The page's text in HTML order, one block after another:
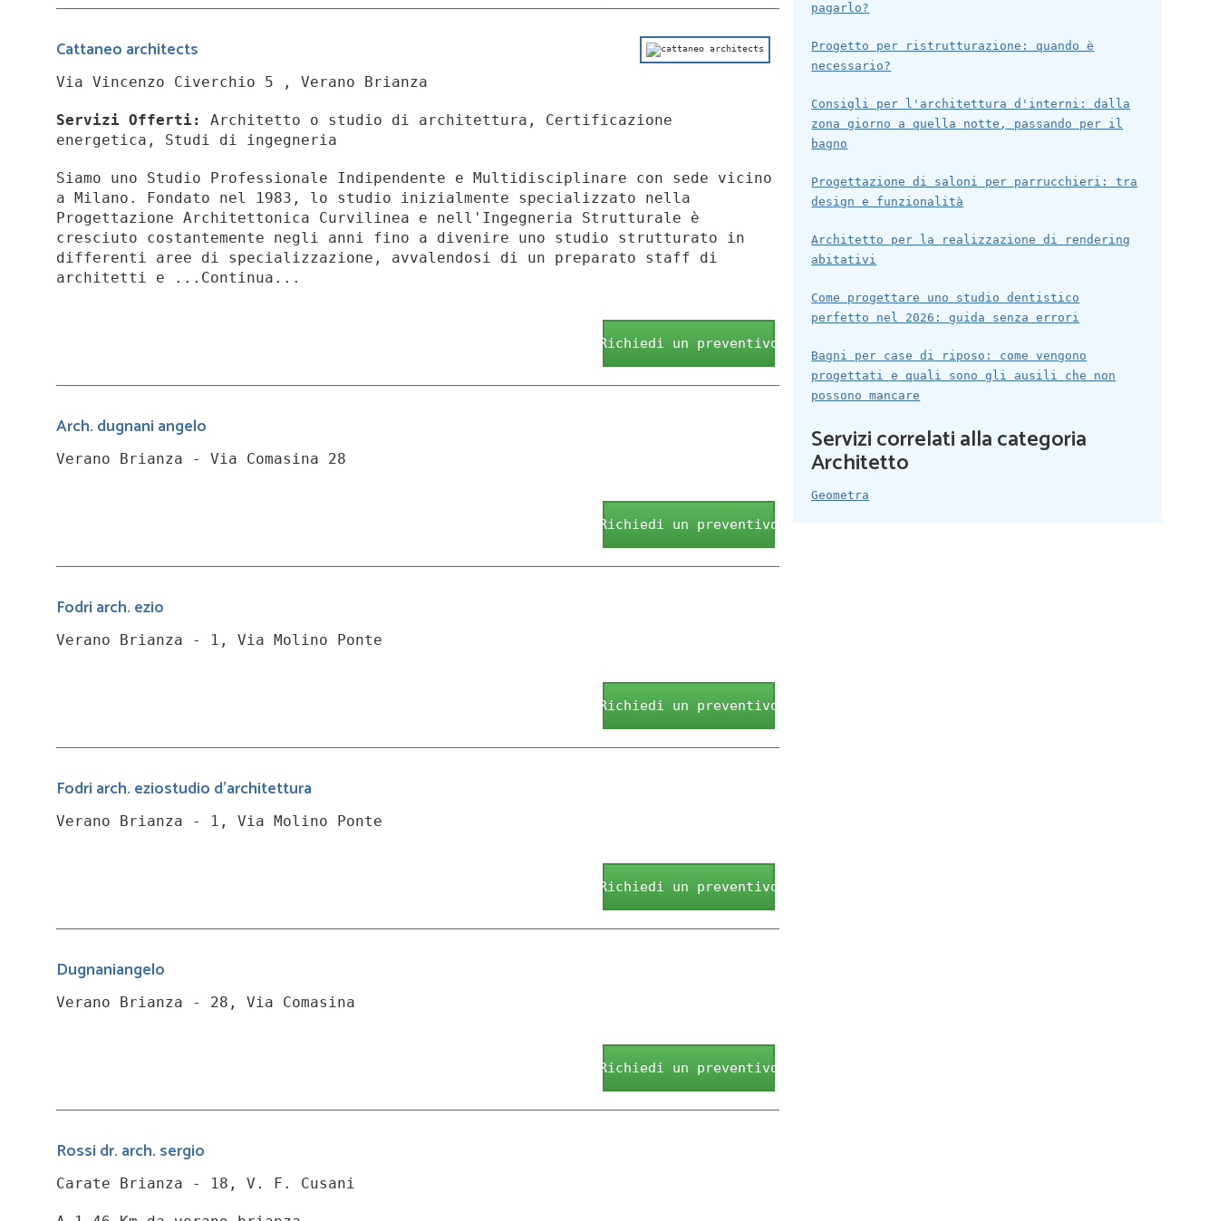
Cattaneo architects
Via Vincenzo Civerchio 5 , Verano Brianza
Servizi Offerti:
Architetto o studio di architettura, Certificazione
energetica, Studi di ingegneria
Siamo uno Studio Professionale Indipendente e Multidisciplinare con sede vicino
a Milano. Fondato nel 1983, lo studio inizialmente specializzato nella
Progettazione Architettonica Curvilinea e nell'Ingegneria Strutturale è
cresciuto costantemente negli anni fino a divenire uno studio strutturato in
differenti aree di specializzazione, avvalendosi di un preparato staff di
architetti e ...Continua...
Richiedi un preventivo
Arch. dugnani angelo
Verano Brianza - Via Comasina 28
Richiedi un preventivo
Fodri arch. ezio
Verano Brianza - 1, Via Molino Ponte
Richiedi un preventivo
Fodri arch. eziostudio d'architettura
Verano Brianza - 1, Via Molino Ponte
Richiedi un preventivo
Dugnaniangelo
Verano Brianza - 28, Via Comasina
Richiedi un preventivo
Rossi dr. arch. sergio
Carate Brianza - 18, V. F. Cusani
pagarlo?
Progetto per ristrutturazione: quando è
necessario?
Consigli per l'architettura d'interni: dalla
zona giorno a quella notte, passando per il
bagno
Progettazione di saloni per parrucchieri: tra
design e funzionalità
Architetto per la realizzazione di rendering
abitativi
Come progettare uno studio dentistico
perfetto nel 2026: guida senza errori
Bagni per case di riposo: come vengono
progettati e quali sono gli ausili che non
possono mancare
Servizi correlati alla categoria
Architetto
Geometra